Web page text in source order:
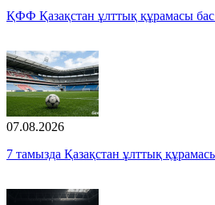
ҚФФ Қазақстан ұлттық құрамасы бас
07.08.2026
7 тамызда Қазақстан ұлттық